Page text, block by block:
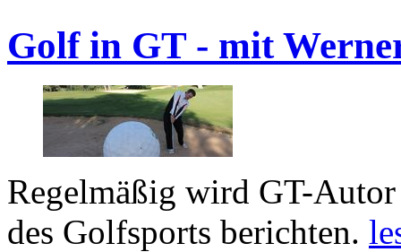
Golf in GT - mit
Regelmäßig wird GT-
des Golfsports berichten.